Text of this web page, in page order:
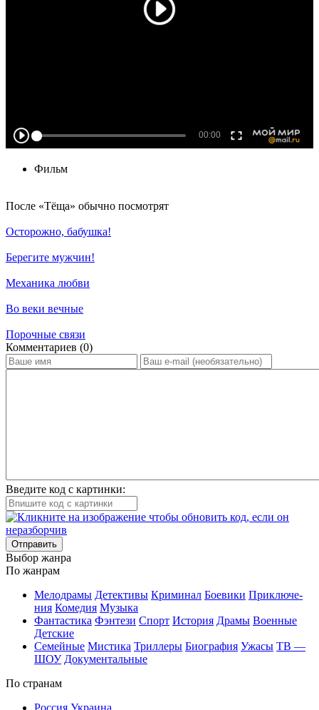
Фильм
По­сле «Тёща» обыч­но по­смот­рят
Осторожно, бабушка!
Берегите мужчин!
Механика любви
Во веки вечные
Порочные связи
Ком­мен­та­ри­ев (0)
Введите код с картинки:
Отправить
Вы­бор жан­ра
По жан­рам
Ме­ло­дра­мы Де­тек­ти­вы Кри­ми­нал Бое­ви­ки При­клю­че­
ния Ко­ме­дия Му­зы­ка
Фан­та­сти­ка Фэн­те­зи Спорт Ис­то­рия Дра­мы Во­ен­ные
Дет­ские
Се­мей­ные Мис­ти­ка Трил­ле­ры Био­гра­фия Ужа­сы ТВ —
ШОУ До­ку­мен­таль­ные
По стра­нам
Рос­сия Ук­раи­на